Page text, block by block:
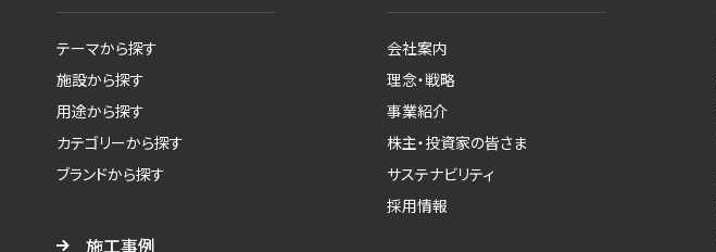
テーマから探す
施設から探す
用途から探す
カテゴリーから探す
ブランドから探す
施工事例
会社案内
理念・戦略
事業紹介
株主・投資家の皆さま
サステナビリティ
採用情報